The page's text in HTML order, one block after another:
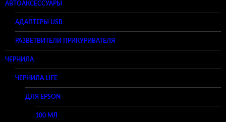
АВТОАКСЕССУАРЫ
АДАПТЕРЫ USB
РАЗВЕТВИТЕЛИ ПРИКУРИВАТЕЛЯ
ЧЕРНИЛА
ЧЕРНИЛА LIFE
ДЛЯ EPSON
100 МЛ